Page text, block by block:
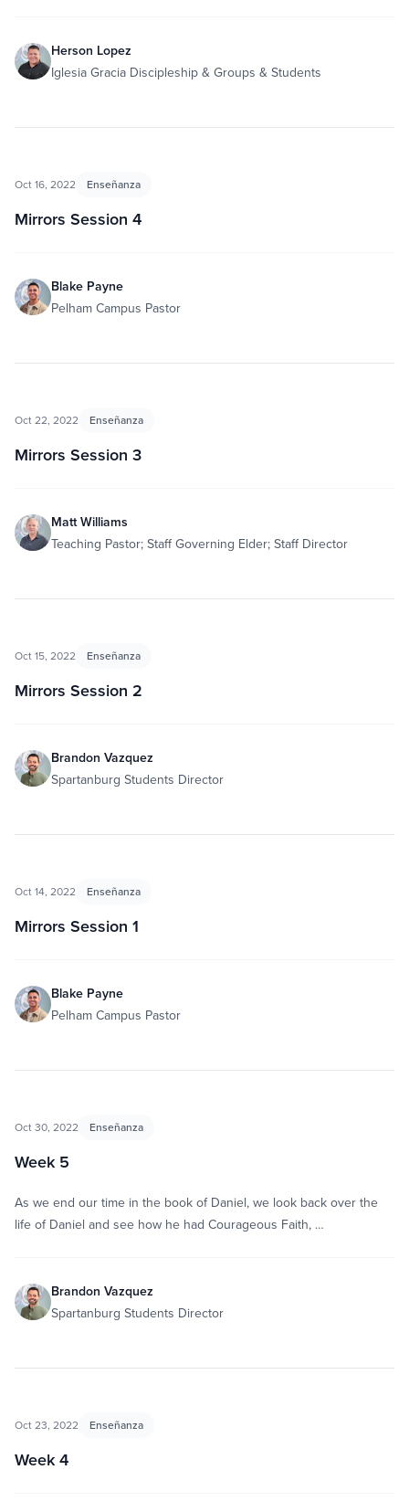
Herson Lopez
Iglesia Gracia Discipleship & Groups & Students
Oct 16, 2022 Enseñanza
Mirrors Session 4
Blake Payne
Pelham Campus Pastor
Oct 22, 2022 Enseñanza
Mirrors Session 3
Matt Williams
Teaching Pastor; Staff Governing Elder; Staff Director
Oct 15, 2022 Enseñanza
Mirrors Session 2
Brandon Vazquez
Spartanburg Students Director
Oct 14, 2022 Enseñanza
Mirrors Session 1
Blake Payne
Pelham Campus Pastor
Oct 30, 2022 Enseñanza
Week 5
As we end our time in the book of Daniel, we look back over the
life of Daniel and see how he had Courageous Faith, …
Brandon Vazquez
Spartanburg Students Director
Oct 23, 2022 Enseñanza
Week 4